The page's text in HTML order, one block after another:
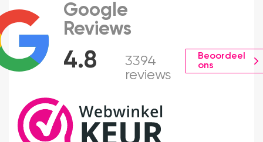
4.8
Google
Reviews
3394
reviews
Beoordeel
ons